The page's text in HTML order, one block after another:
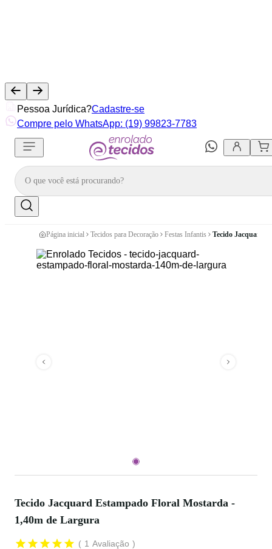
Pessoa Jurídica?Cadastre-se
Compre pelo WhatsApp: (19) 99823-7783
Página inicial Tecidos para Decoração Festas Infantis Tecido Jacquard
Tecido Jacquard Estampado Floral Mostarda -
1,40m de Largura
1 Avaliação